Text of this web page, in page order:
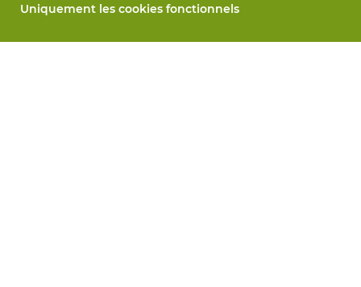
Uniquement les cookies fonctionnels